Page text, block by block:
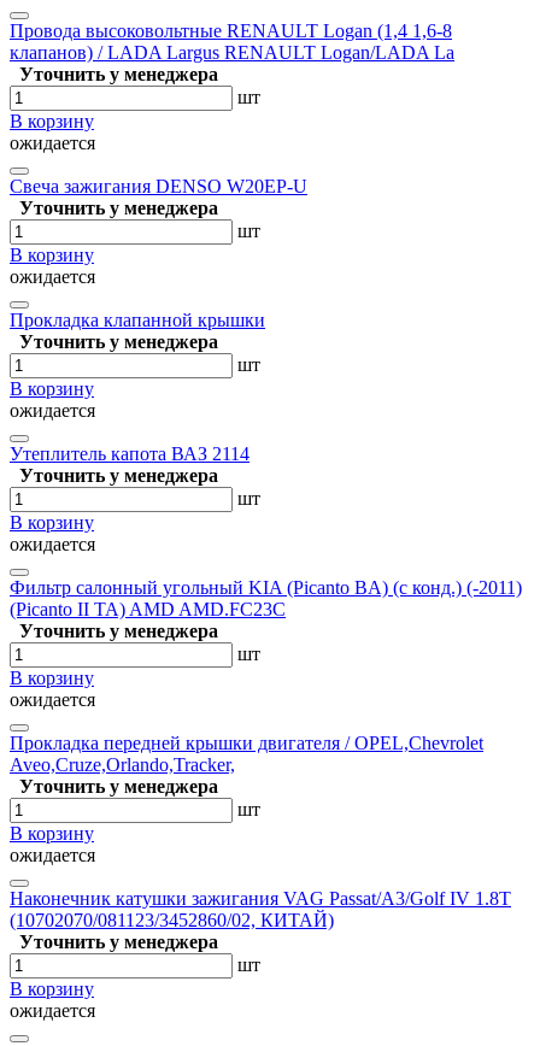
Провода высоковольтные RENAULT Logan (1,4 1,6-8
клапанов) / LADA Largus RENAULT Logan/LADA La
Уточнить у менеджера
шт
В корзину
ожидается
Свеча зажигания DENSO W20EP-U
Уточнить у менеджера
шт
В корзину
ожидается
Прокладка клапанной крышки
Уточнить у менеджера
шт
В корзину
ожидается
Утеплитель капота ВАЗ 2114
Уточнить у менеджера
шт
В корзину
ожидается
Фильтр салонный угольный KIA (Picanto BA) (с конд.) (-2011)
(Picanto II TA) AMD AMD.FC23C
Уточнить у менеджера
шт
В корзину
ожидается
Прокладка передней крышки двигателя / OPEL,Chevrolet
Aveo,Cruze,Orlando,Tracker,
Уточнить у менеджера
шт
В корзину
ожидается
Наконечник катушки зажигания VAG Passat/A3/Golf IV 1.8T
(10702070/081123/3452860/02, КИТАЙ)
Уточнить у менеджера
шт
В корзину
ожидается